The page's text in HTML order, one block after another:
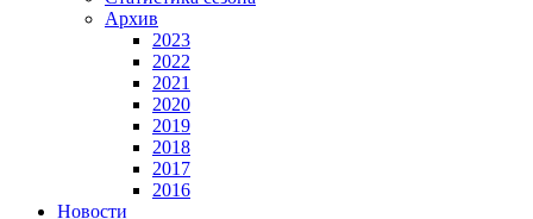
Архив
2023
2022
2021
2020
2019
2018
2017
2016
Новости